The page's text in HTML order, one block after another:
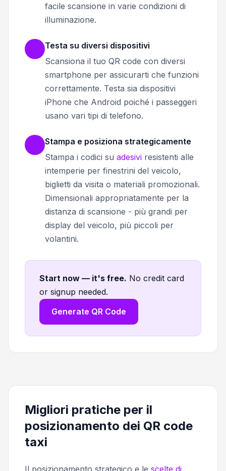
facile scansione in varie condizioni di
illuminazione.
Testa su diversi dispositivi
Scansiona il tuo QR code con diversi
smartphone per assicurarti che funzioni
correttamente. Testa sia dispositivi
iPhone che Android poiché i passeggeri
usano vari tipi di telefono.
Stampa e posiziona strategicamente
Stampa i codici su adesivi resistenti alle
intemperie per finestrini del veicolo,
biglietti da visita o materiali promozionali.
Dimensionali appropriatamente per la
distanza di scansione - più grandi per
display del veicolo, più piccoli per
volantini.
Start now — it's free. No credit card
or signup needed.
Generate QR Code
Migliori pratiche per il
posizionamento dei QR code
taxi
Il posizionamento strategico e le scelte di